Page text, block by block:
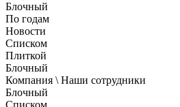
Блочный
По годам
Новости
Списком
Плиткой
Блочный
Компания \ Наши сотрудники
Блочный
Списком